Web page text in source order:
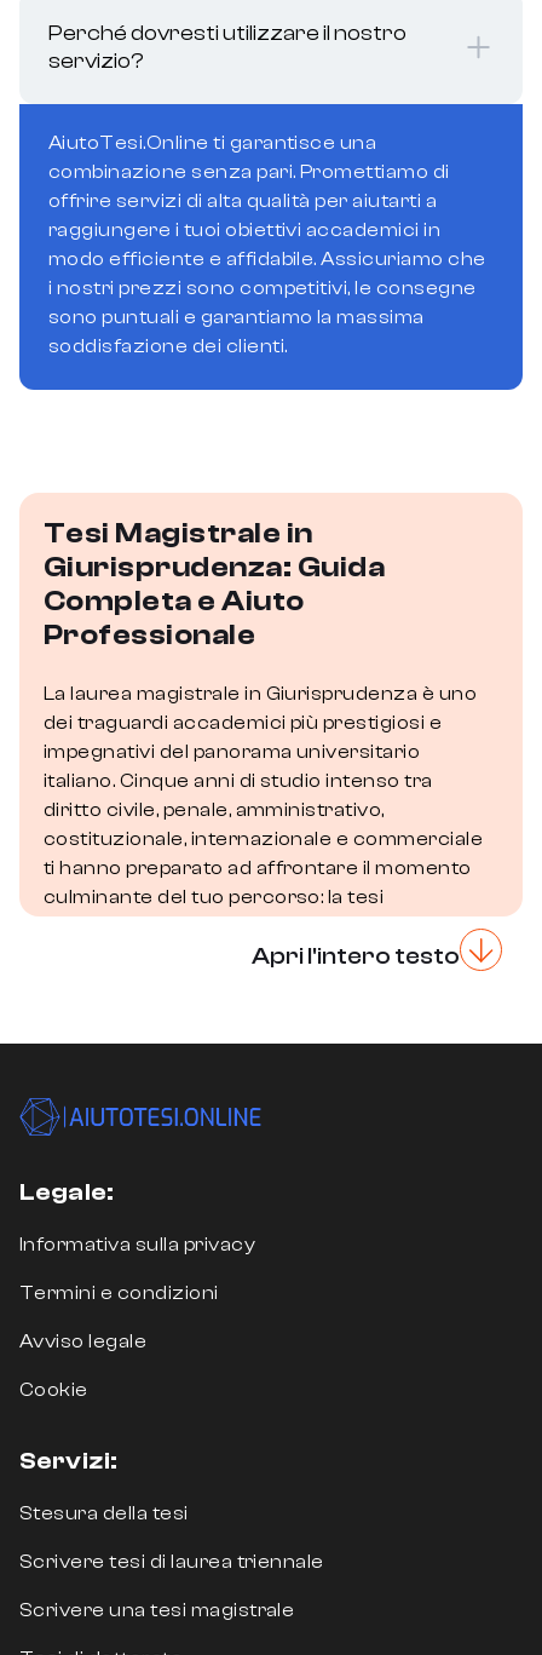
Perché dovresti utilizzare il nostro
servizio?
AiutoTesi.Online ti garantisce una
combinazione senza pari. Promettiamo di
offrire servizi di alta qualità per aiutarti a
raggiungere i tuoi obiettivi accademici in
modo efficiente e affidabile. Assicuriamo che
i nostri prezzi sono competitivi, le consegne
sono puntuali e garantiamo la massima
soddisfazione dei clienti.
Tesi Magistrale in
Giurisprudenza: Guida
Completa e Aiuto
Professionale
La laurea magistrale in Giurisprudenza è uno
dei traguardi accademici più prestigiosi e
impegnativi del panorama universitario
italiano. Cinque anni di studio intenso tra
diritto civile, penale, amministrativo,
costituzionale, internazionale e commerciale
ti hanno preparato ad affrontare il momento
culminante del tuo percorso: la tesi
semplicemente un compito accademico, ma
maturità giuridica e il biglietto da visita per la
cercando un supporto qualificato per
affrontarlo con metodo, rigore e ambizione,
Giurisprudenza?
è un elaborato di circa 80–150 pagine che
il che significa che la tesi magistrale
percorso e assume un peso specifico molto
elevato nella valutazione complessiva dello
Apri l'intero testo
Legale:
Informativa sulla privacy
Termini e condizioni
Avviso legale
Cookie
Servizi:
Stesura della tesi
Scrivere tesi di laurea triennale
Scrivere una tesi magistrale